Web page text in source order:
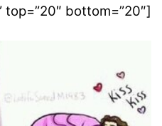
[divider style=”solid” top=”20″ bottom=”20″]